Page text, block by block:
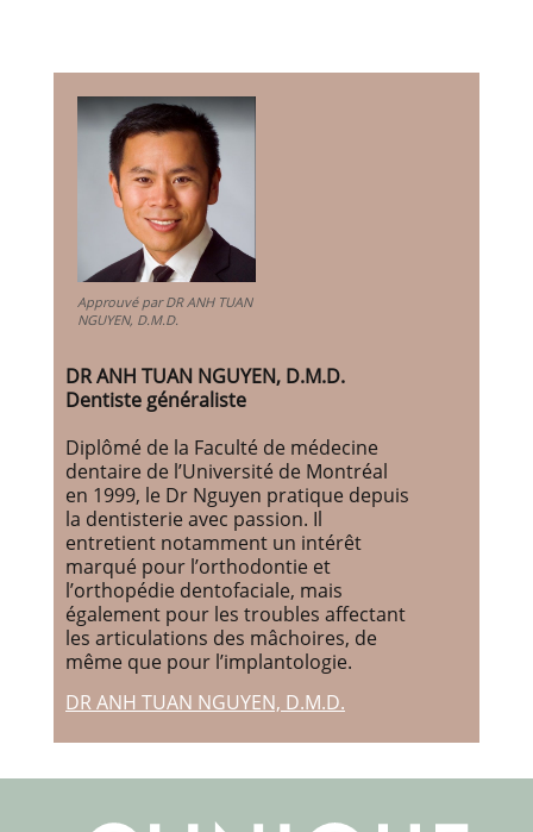
Approuvé par DR ANH TUAN
NGUYEN, D.M.D.
DR ANH TUAN NGUYEN, D.M.D.
Dentiste généraliste
Diplômé de la Faculté de médecine
dentaire de l’Université de Montréal
en 1999, le Dr Nguyen pratique depuis
la dentisterie avec passion. Il
entretient notamment un intérêt
marqué pour l’orthodontie et
l’orthopédie dentofaciale, mais
également pour les troubles affectant
les articulations des mâchoires, de
même que pour l’implantologie.
DR ANH TUAN NGUYEN, D.M.D.